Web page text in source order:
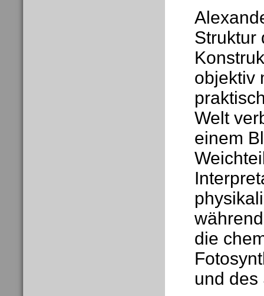
Struktur
objektiv
Welt
einem
die
und des